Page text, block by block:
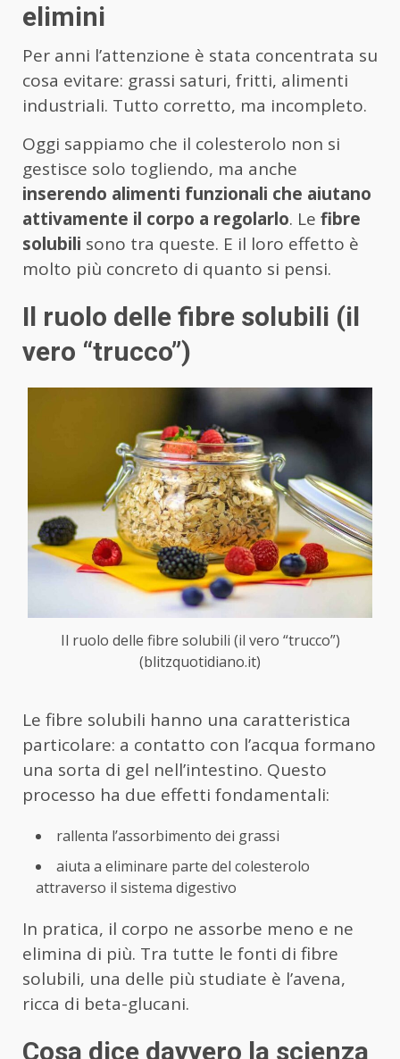
elimini
Per anni l’attenzione è stata concentrata su
cosa evitare: grassi saturi, fritti, alimenti
industriali. Tutto corretto, ma incompleto.
Oggi sappiamo che il colesterolo non si
gestisce solo togliendo, ma anche
inserendo alimenti funzionali che aiutano
attivamente il corpo a regolarlo. Le fibre
solubili sono tra queste. E il loro effetto è
molto più concreto di quanto si pensi.
Il ruolo delle fibre solubili (il
vero “trucco”)
Il ruolo delle fibre solubili (il vero “trucco”)
(blitzquotidiano.it)
Le fibre solubili hanno una caratteristica
particolare: a contatto con l’acqua formano
una sorta di gel nell’intestino. Questo
processo ha due effetti fondamentali:
rallenta l’assorbimento dei grassi
aiuta a eliminare parte del colesterolo
attraverso il sistema digestivo
In pratica, il corpo ne assorbe meno e ne
elimina di più. Tra tutte le fonti di fibre
solubili, una delle più studiate è l’avena,
ricca di beta-glucani.
Cosa dice davvero la scienza